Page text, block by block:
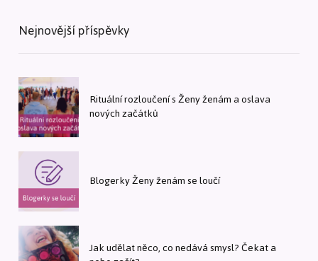
Nejnovější příspěvky
Rituální rozloučení s Ženy ženám a oslava
nových začátků
Blogerky Ženy ženám se loučí
Jak udělat něco, co nedává smysl? Čekat a